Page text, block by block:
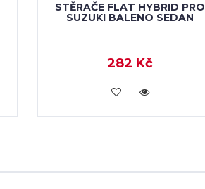
STĚRAČE FLAT HYBRID PRO
SUZUKI BALENO SEDAN
282 Kč
KOUPIT